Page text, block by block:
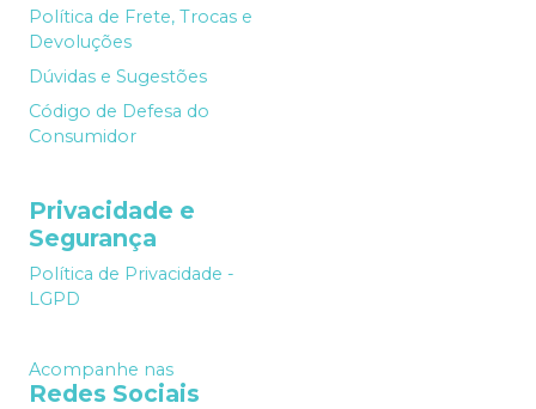
Política de Frete, Trocas e
Devoluções
Dúvidas e Sugestões
Código de Defesa do
Consumidor
Privacidade e
Segurança
Política de Privacidade -
LGPD
Acompanhe nas
Redes Sociais